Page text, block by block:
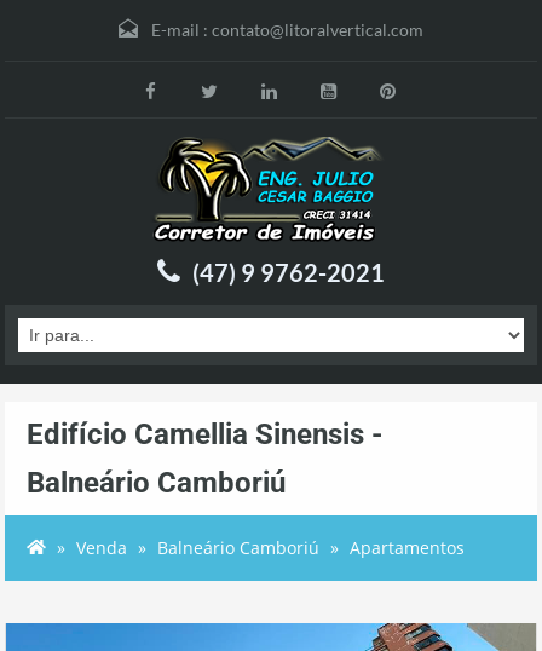
E-mail : contato@litoralvertical.com
(47) 9 9762-2021
Edifício Camellia Sinensis -
Balneário Camboriú
Venda Balneário Camboriú Apartamentos